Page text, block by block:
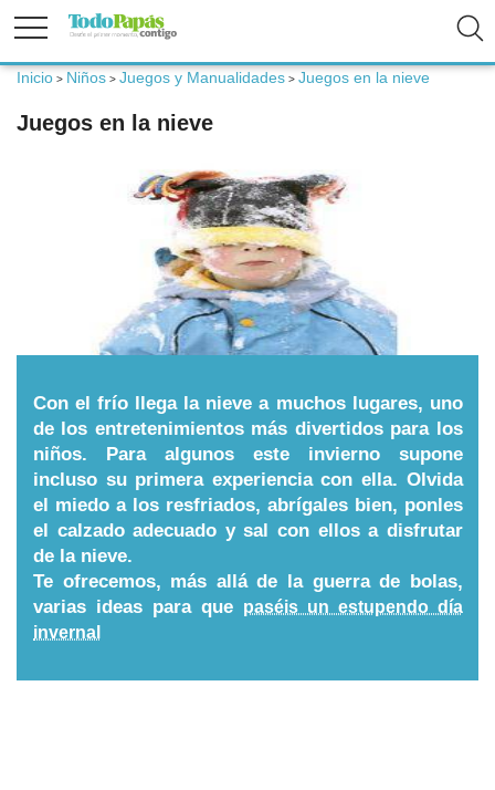
Calculadoras
Nombres
Cuentos
Inicio > Niños > Juegos y Manualidades > Juegos en la nieve
Juegos en la nieve
Con el frío llega la nieve a muchos lugares, uno
de los entretenimientos más divertidos para los
niños. Para algunos este invierno supone
incluso su primera experiencia con ella. Olvida
el miedo a los resfriados, abrígales bien, ponles
el calzado adecuado y sal con ellos a disfrutar
de la nieve.
Te ofrecemos, más allá de la guerra de bolas,
varias ideas para que paséis un estupendo día
invernal